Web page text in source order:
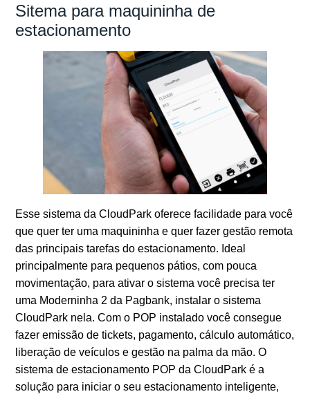
Sitema para maquininha de
estacionamento
Esse sistema da CloudPark oferece facilidade para você
que quer ter uma maquininha e quer fazer gestão remota
das principais tarefas do estacionamento. Ideal
principalmente para pequenos pátios, com pouca
movimentação, para ativar o sistema você precisa ter
uma Moderninha 2 da Pagbank, instalar o sistema
CloudPark nela. Com o POP instalado você consegue
fazer emissão de tickets, pagamento, cálculo automático,
liberação de veículos e gestão na palma da mão. O
sistema de estacionamento POP da CloudPark é a
solução para iniciar o seu estacionamento inteligente,